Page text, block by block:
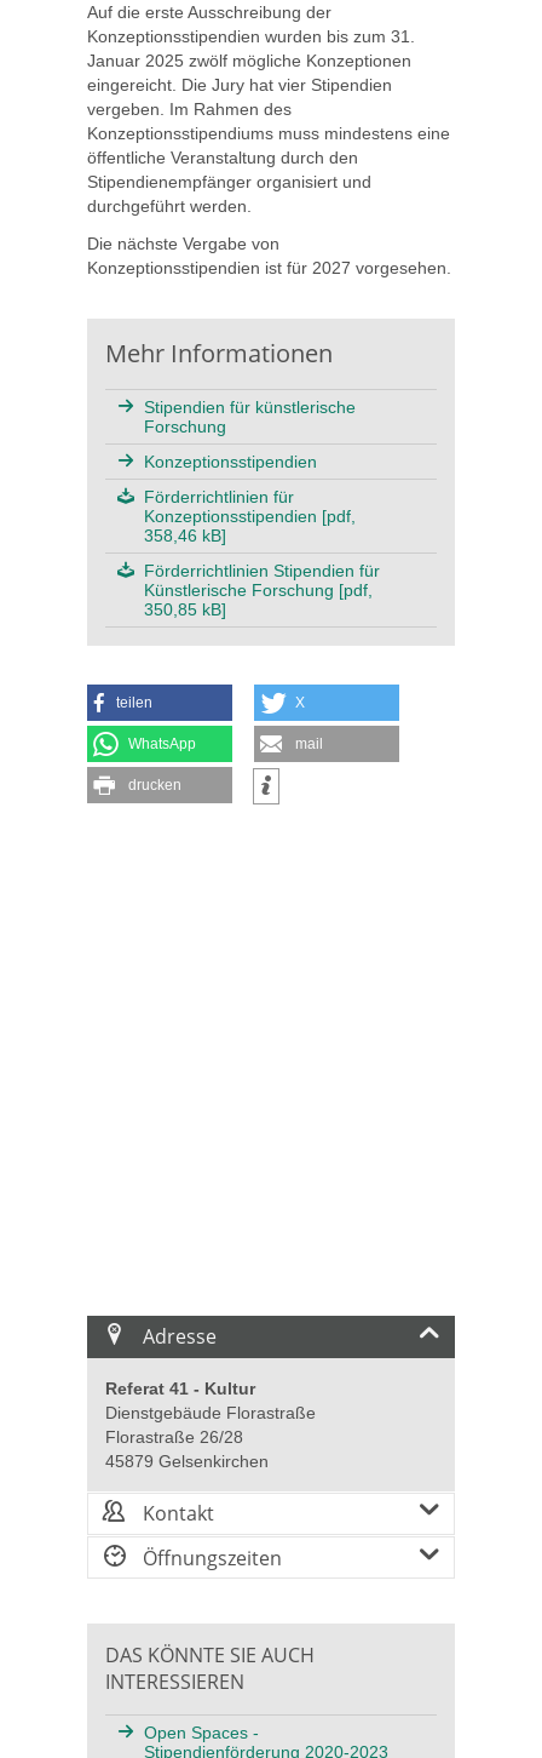
Auf die erste Ausschreibung der
Konzeptionsstipendien wurden bis zum 31.
Januar 2025 zwölf mögliche Konzeptionen
eingereicht. Die Jury hat vier Stipendien
vergeben. Im Rahmen des
Konzeptionsstipendiums muss mindestens eine
öffentliche Veranstaltung durch den
Stipendienempfänger organisiert und
durchgeführt werden.
Die nächste Vergabe von
Konzeptionsstipendien ist für 2027 vorgesehen.
Mehr Informationen
Stipendien für künstlerische
Forschung
Konzeptionsstipendien
Förderrichtlinien für
Konzeptionsstipendien [pdf,
358,46 kB]
Förderrichtlinien Stipendien für
Künstlerische Forschung [pdf,
350,85 kB]
teilen X
WhatsApp mail
drucken
Adresse
Referat 41 - Kultur
Dienstgebäude Florastraße
Florastraße 26/28
45879 Gelsenkirchen
Kontakt
Öffnungszeiten
DAS KÖNNTE SIE AUCH
INTERESSIEREN
Open Spaces -
Stipendienförderung 2020-2023